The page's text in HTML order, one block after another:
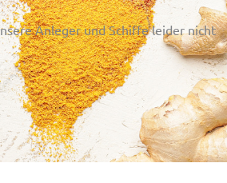
Anleger und Schiffe leider nicht